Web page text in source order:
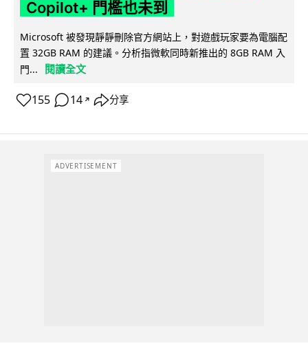
Copilot+ 門檻也未到
Microsoft 被發現靜靜刪除官方網站上，對遊戲玩家要為電腦配
置 32GB RAM 的建議。分析指微軟同時新推出的 8GB RAM 入
門...
閱讀全文
155 14 ↗ 分享
ADVERTISEMENT